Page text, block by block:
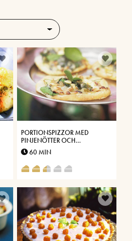
PORTIONSPIZZOR MED
PINJENÖTTER OCH
VÄSTERBOTTENSOST
60 MIN